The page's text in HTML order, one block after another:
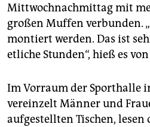
Mittwochnachmittag mit
großen Muffen verbunden.
montiert werden. Das ist
etliche Stunden“, hieß es
Im Vorraum der Sporthalle
vereinzelt Männer und
aufgestellten Tischen,